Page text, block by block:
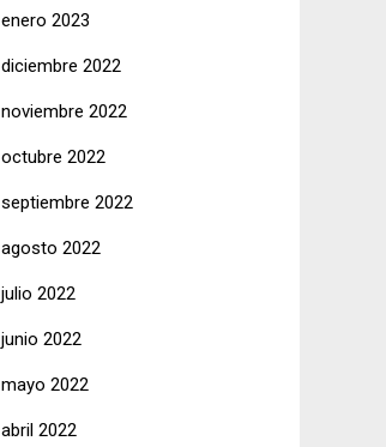
enero 2023
diciembre 2022
noviembre 2022
octubre 2022
septiembre 2022
agosto 2022
julio 2022
junio 2022
mayo 2022
abril 2022